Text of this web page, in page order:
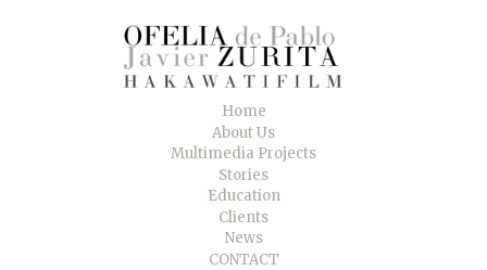
Home
About Us
Multimedia Projects
Stories
Education
Clients
News
CONTACT